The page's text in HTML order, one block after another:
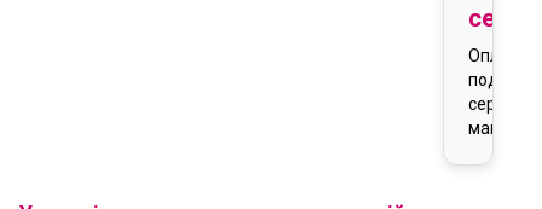
Оплата
магазину